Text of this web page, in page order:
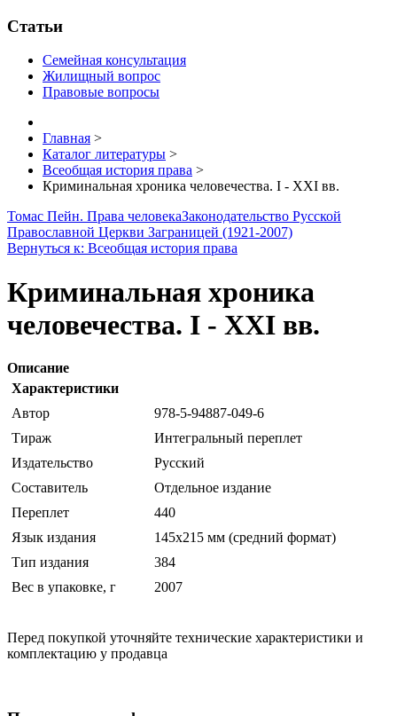
Статьи
Семейная консультация
Жилищный вопрос
Правовые вопросы
Главная >
Каталог литературы >
Всеобщая история права >
Криминальная хроника человечества. I - XXI вв.
Томас Пейн. Права человекаЗаконодательство Русской
Православной Церкви Заграницей (1921-2007)
Вернуться к: Всеобщая история права
Криминальная хроника
человечества. I - XXI вв.
Описание
Характеристики
Автор
978-5-94887-049-6
Тираж
Интегральный переплет
Издательство
Русский
Составитель
Отдельное издание
Переплет
440
Язык издания
145х215 мм (средний формат)
Тип издания
384
Вес в упаковке, г
2007
Перед покупкой уточняйте технические характеристики и
комплектацию у продавца